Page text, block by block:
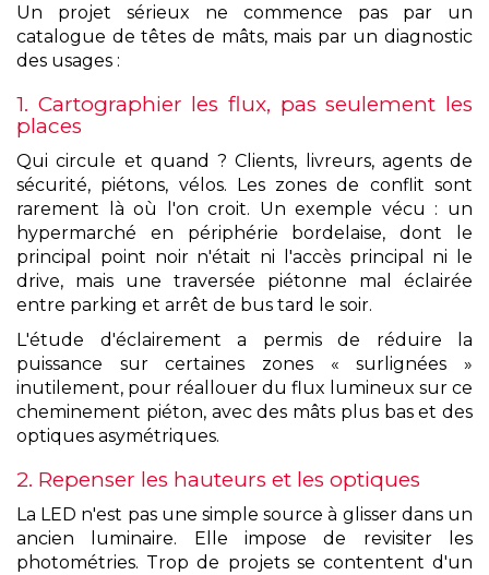
Un projet sérieux ne commence pas par un
catalogue de têtes de mâts, mais par un diagnostic
des usages :
1. Cartographier les flux, pas seulement les
places
Qui circule et quand ? Clients, livreurs, agents de
sécurité, piétons, vélos. Les zones de conflit sont
rarement là où l'on croit. Un exemple vécu : un
hypermarché en périphérie bordelaise, dont le
principal point noir n'était ni l'accès principal ni le
drive, mais une traversée piétonne mal éclairée
entre parking et arrêt de bus tard le soir.
L'étude d'éclairement a permis de réduire la
puissance sur certaines zones « surlignées »
inutilement, pour réallouer du flux lumineux sur ce
cheminement piéton, avec des mâts plus bas et des
optiques asymétriques.
2. Repenser les hauteurs et les optiques
La LED n'est pas une simple source à glisser dans un
ancien luminaire. Elle impose de revisiter les
photométries. Trop de projets se contentent d'un